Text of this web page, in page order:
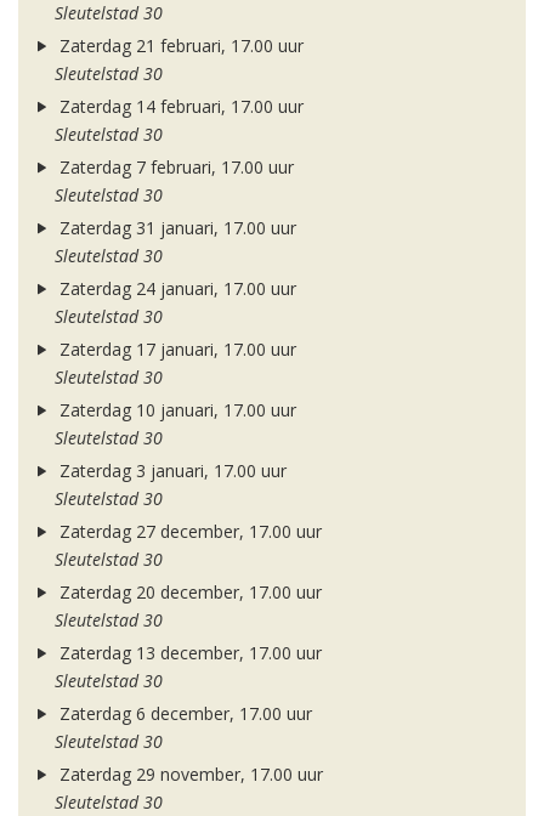
Sleutelstad 30
Zaterdag 21 februari, 17.00 uur
Sleutelstad 30
Zaterdag 14 februari, 17.00 uur
Sleutelstad 30
Zaterdag 7 februari, 17.00 uur
Sleutelstad 30
Zaterdag 31 januari, 17.00 uur
Sleutelstad 30
Zaterdag 24 januari, 17.00 uur
Sleutelstad 30
Zaterdag 17 januari, 17.00 uur
Sleutelstad 30
Zaterdag 10 januari, 17.00 uur
Sleutelstad 30
Zaterdag 3 januari, 17.00 uur
Sleutelstad 30
Zaterdag 27 december, 17.00 uur
Sleutelstad 30
Zaterdag 20 december, 17.00 uur
Sleutelstad 30
Zaterdag 13 december, 17.00 uur
Sleutelstad 30
Zaterdag 6 december, 17.00 uur
Sleutelstad 30
Zaterdag 29 november, 17.00 uur
Sleutelstad 30